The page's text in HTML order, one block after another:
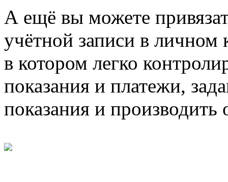
А ещё вы можете
учётной записи в личном
в котором легко
показания и платежи,
показания и производить